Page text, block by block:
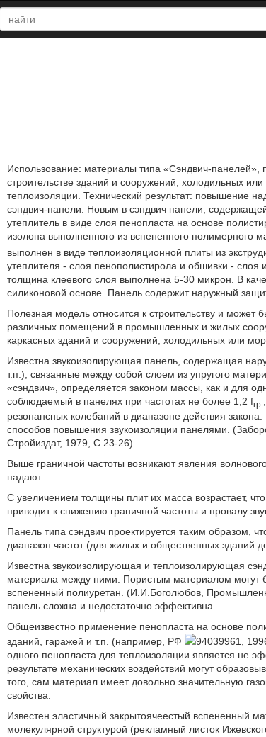
Использование: материалы типа «Сэндвич-
строительстве зданий и сооружений, холодильных
теплоизоляции. Технический результат: повышение
сэндвич-панели. Новым в сэндвич панели,
утеплитель в виде слоя пенопласта на основе
изолона выполненного из вспененного полимерного
выполнен в виде теплоизоляционной плиты из
утеплителя - слоя пенополистирола и обшивки - слоя
толщина клеевого слоя выполнена 5-30 микрон. В
силиконовой основе. Панель содержит наружный
Полезная модель относится к строительству и может
различных помещений в промышленных и жилых
каркасных зданий и сооружений, холодильных или
Известна звукоизолирующая панель, содержащая
т.п.), связанные между собой слоем из упругого
«сэндвич», определяется законом массы, как и для
соблюдаемый в панелях при частотах не более 1,2 fгр.
резонансных колебаний в диапазоне действия
способов повышения звукоизоляции панелями.
Стройиздат, 1979, С.23-26).
Выше граничной частоты возникают явления
падают.
С увеличением толщины плит их масса возрастает,
приводит к снижению граничной частоты и провалу
Панель типа сэндвич проектируется таким образом,
диапазон частот (для жилых и общественных зданий
Известна звукоизолирующая и теплоизолирующая
материала между ними. Пористым материалом могут
вспененный полиуретан. (И.И.Боголюбов,
панель сложна и недостаточно эффективна.
Общеизвестно применение пенопласта на основе
зданий, гаражей и т.п. (например, РФ
94039961,
одного пенопласта для теплоизоляции является не
результате механических воздействий могут
того, сам материал имеет довольно значительную
свойства.
Известен эластичный закрытоячеестый вспененный
молекулярной структурой (рекламный листок